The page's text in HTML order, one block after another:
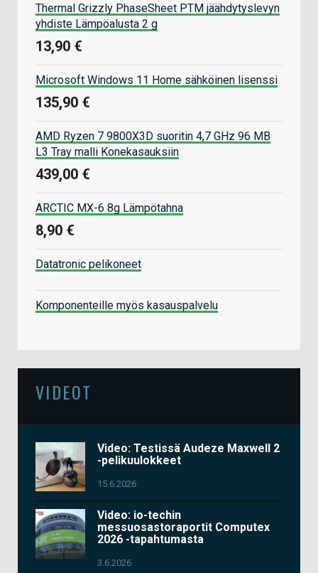
Thermal Grizzly PhaseSheet PTM jäähdytyslevyn
yhdiste Lämpöalusta 2 g
13,90 €
Microsoft Windows 11 Home sähköinen lisenssi
135,90 €
AMD Ryzen 7 9800X3D suoritin 4,7 GHz 96 MB
L3 Tray malli Konekasauksiin
439,00 €
ARCTIC MX-6 8g Lämpötahna
8,90 €
Datatronic pelikoneet
Komponenteille myös kasauspalvelu
VIDEOT
Video: Testissä Audeze Maxwell 2
-pelikuulokkeet
15.6.2026
Video: io-techin
messuosastoraportit Computex
2026 -tapahtumasta
3.6.2026